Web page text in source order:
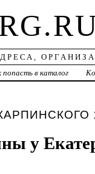
попасть в каталог
КАРПИНСКОГО
у